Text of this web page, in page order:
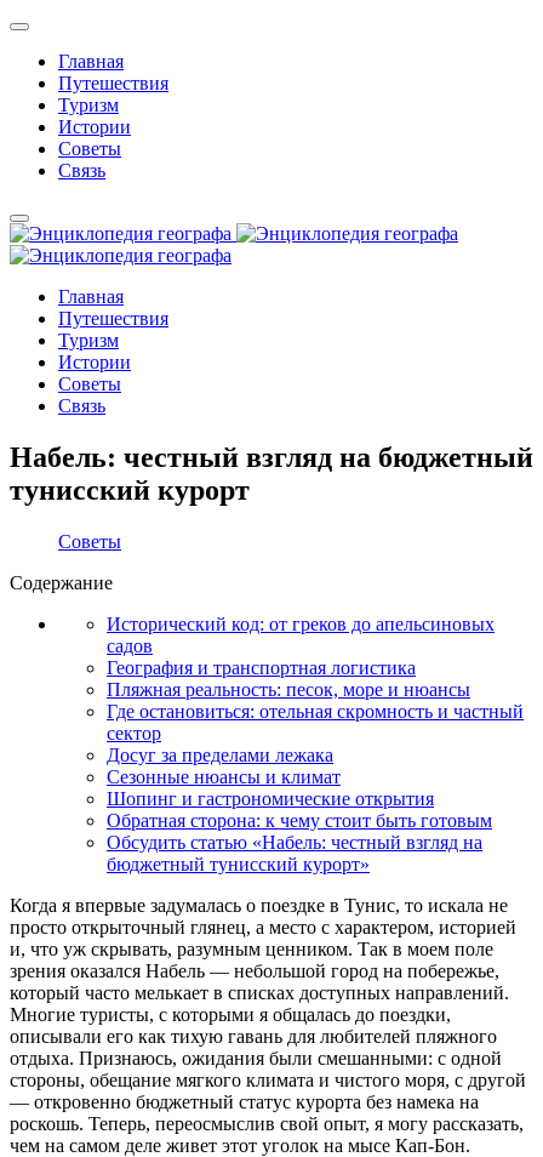
Главная
Путешествия
Туризм
Истории
Советы
Связь
Главная
Путешествия
Туризм
Истории
Советы
Связь
Набель: честный взгляд на бюджетный
тунисский курорт
Советы
Содержание
Исторический код: от греков до апельсиновых
садов
География и транспортная логистика
Пляжная реальность: песок, море и нюансы
Где остановиться: отельная скромность и частный
сектор
Досуг за пределами лежака
Сезонные нюансы и климат
Шопинг и гастрономические открытия
Обратная сторона: к чему стоит быть готовым
Обсудить статью «Набель: честный взгляд на
бюджетный тунисский курорт»
Когда я впервые задумалась о поездке в Тунис, то искала не
просто открыточный глянец, а место с характером, историей
и, что уж скрывать, разумным ценником. Так в моем поле
зрения оказался Набель — небольшой город на побережье,
который часто мелькает в списках доступных направлений.
Многие туристы, с которыми я общалась до поездки,
описывали его как тихую гавань для любителей пляжного
отдыха. Признаюсь, ожидания были смешанными: с одной
стороны, обещание мягкого климата и чистого моря, с другой
— откровенно бюджетный статус курорта без намека на
роскошь. Теперь, переосмыслив свой опыт, я могу рассказать,
чем на самом деле живет этот уголок на мысе Кап-Бон.